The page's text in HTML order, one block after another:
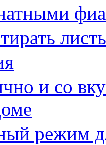
и со
режим